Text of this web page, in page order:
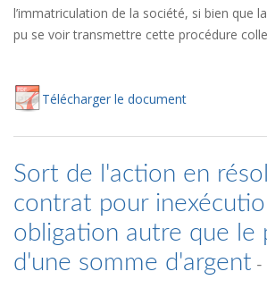
l’immatriculation de la société, si bien que
pu se voir transmettre cette procédure
Télécharger le document
Sort de l'action en
contrat pour
obligation autre que le
d'une somme d'argent -